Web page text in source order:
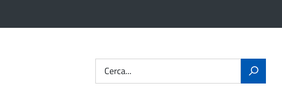
Cerca...